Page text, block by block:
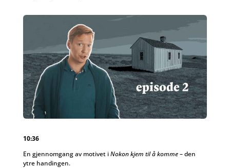
10:36
En gjennomgang av motivet iNokon kjem til å komme– den
ytre handingen.